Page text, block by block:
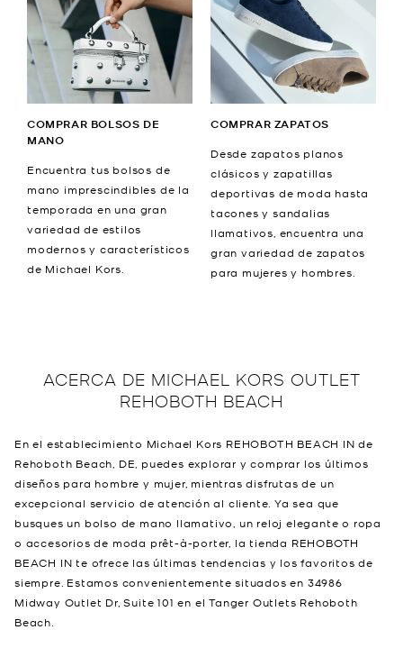
COMPRAR BOLSOS DE
MANO
Encuentra tus bolsos de
mano imprescindibles de la
temporada en una gran
variedad de estilos
modernos y característicos
de Michael Kors.
COMPRAR ZAPATOS
Desde zapatos planos
clásicos y zapatillas
deportivas de moda hasta
tacones y sandalias
llamativos, encuentra una
gran variedad de zapatos
para mujeres y hombres.
ACERCA DE MICHAEL KORS OUTLET
REHOBOTH BEACH
En el establecimiento Michael Kors REHOBOTH BEACH IN de
Rehoboth Beach, DE, puedes explorar y comprar los últimos
diseños para hombre y mujer, mientras disfrutas de un
excepcional servicio de atención al cliente. Ya sea que
busques un bolso de mano llamativo, un reloj elegante o ropa
o accesorios de moda prêt-à-porter, la tienda REHOBOTH
BEACH IN te ofrece las últimas tendencias y los favoritos de
siempre. Estamos convenientemente situados en 34986
Midway Outlet Dr, Suite 101 en el Tanger Outlets Rehoboth
Beach.